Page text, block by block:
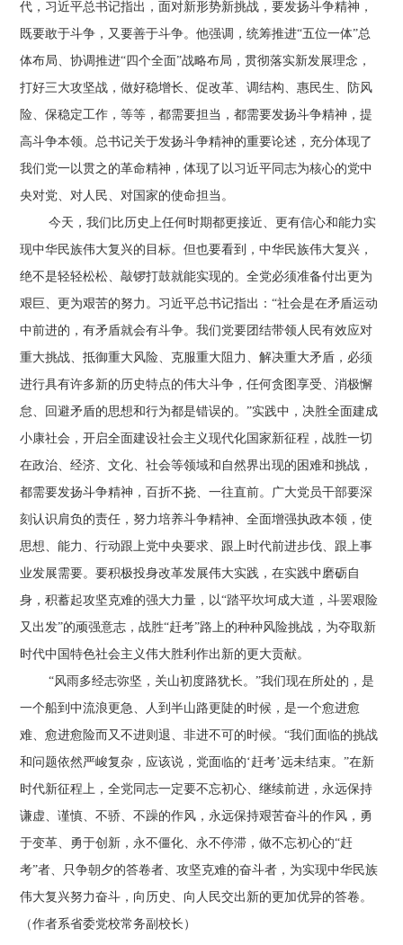
代，习近平总书记指出，面对新形势新挑战，要发扬斗争精神，
既要敢于斗争，又要善于斗争。他强调，统筹推进“五位一体”总
体布局、协调推进“四个全面”战略布局，贯彻落实新发展理念，
打好三大攻坚战，做好稳增长、促改革、调结构、惠民生、防风
险、保稳定工作，等等，都需要担当，都需要发扬斗争精神，提
高斗争本领。总书记关于发扬斗争精神的重要论述，充分体现了
我们党一以贯之的革命精神，体现了以习近平同志为核心的党中
央对党、对人民、对国家的使命担当。
今天，我们比历史上任何时期都更接近、更有信心和能力实
现中华民族伟大复兴的目标。但也要看到，中华民族伟大复兴，
绝不是轻轻松松、敲锣打鼓就能实现的。全党必须准备付出更为
艰巨、更为艰苦的努力。习近平总书记指出：“社会是在矛盾运动
中前进的，有矛盾就会有斗争。我们党要团结带领人民有效应对
重大挑战、抵御重大风险、克服重大阻力、解决重大矛盾，必须
进行具有许多新的历史特点的伟大斗争，任何贪图享受、消极懈
怠、回避矛盾的思想和行为都是错误的。”实践中，决胜全面建成
小康社会，开启全面建设社会主义现代化国家新征程，战胜一切
在政治、经济、文化、社会等领域和自然界出现的困难和挑战，
都需要发扬斗争精神，百折不挠、一往直前。广大党员干部要深
刻认识肩负的责任，努力培养斗争精神、全面增强执政本领，使
思想、能力、行动跟上党中央要求、跟上时代前进步伐、跟上事
业发展需要。要积极投身改革发展伟大实践，在实践中磨砺自
身，积蓄起攻坚克难的强大力量，以“踏平坎坷成大道，斗罢艰险
又出发”的顽强意志，战胜“赶考”路上的种种风险挑战，为夺取新
时代中国特色社会主义伟大胜利作出新的更大贡献。
“风雨多经志弥坚，关山初度路犹长。”我们现在所处的，是
一个船到中流浪更急、人到半山路更陡的时候，是一个愈进愈
难、愈进愈险而又不进则退、非进不可的时候。“我们面临的挑战
和问题依然严峻复杂，应该说，党面临的‘赶考’远未结束。”在新
时代新征程上，全党同志一定要不忘初心、继续前进，永远保持
谦虚、谨慎、不骄、不躁的作风，永远保持艰苦奋斗的作风，勇
于变革、勇于创新，永不僵化、永不停滞，做不忘初心的“赶
考”者、只争朝夕的答卷者、攻坚克难的奋斗者，为实现中华民族
伟大复兴努力奋斗，向历史、向人民交出新的更加优异的答卷。
（作者系省委党校常务副校长）